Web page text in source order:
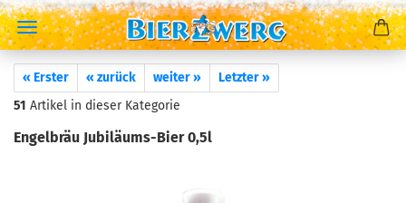
« Erster « zurück weiter »
Letzter »
51 Artikel in dieser Kategorie
Engelbräu Jubiläums-Bier 0,5l